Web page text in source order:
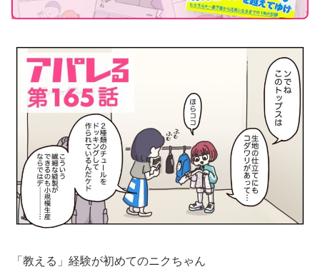
「教える」経験が初めてのニクちゃん